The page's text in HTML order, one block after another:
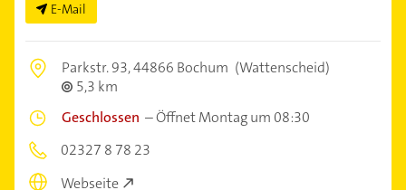
E-Mail
Parkstr. 93,44866 Bochum (Wattenscheid)
5,3 km
Geschlossen –Öffnet Montag um 08:30
02327 8 78 23
Webseite